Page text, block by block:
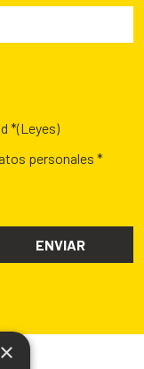
*(Leyes)
personales *
×